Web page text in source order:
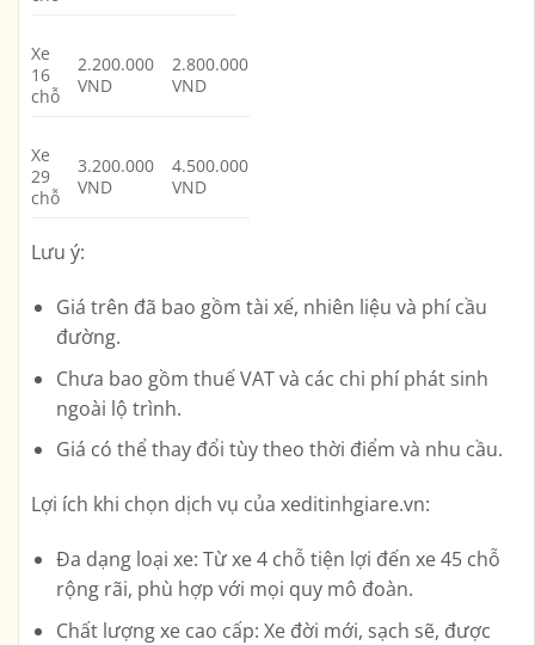
Xe
16
chỗ
2.200.000
VND
2.800.000
VND
Xe
29
chỗ
3.200.000
VND
4.500.000
VND
Lưu ý:
Giá trên đã bao gồm tài xế, nhiên liệu và phí cầu
đường.
Chưa bao gồm thuế VAT và các chi phí phát sinh
ngoài lộ trình.
Giá có thể thay đổi tùy theo thời điểm và nhu cầu.
Lợi ích khi chọn dịch vụ của xeditinhgiare.vn:
Đa dạng loại xe: Từ xe 4 chỗ tiện lợi đến xe 45 chỗ
rộng rãi, phù hợp với mọi quy mô đoàn.
Chất lượng xe cao cấp: Xe đời mới, sạch sẽ, được